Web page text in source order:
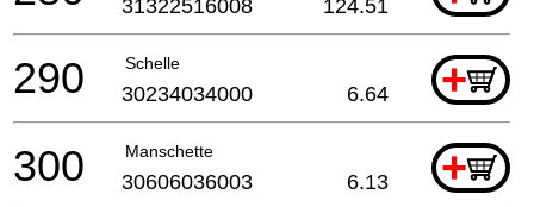
31322516008 124.51
Schelle +
290 30234034000 6.64
Manschette +
300 30606036003 6.13